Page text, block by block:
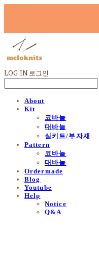
LOG IN 로그인
About
Kit
코바늘
대바늘
실키트/부자재
Pattern
코바늘
대바늘
Ordermade
Blog
Youtube
Help
Notice
Q&A